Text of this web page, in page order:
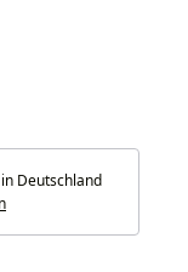
Deutschland